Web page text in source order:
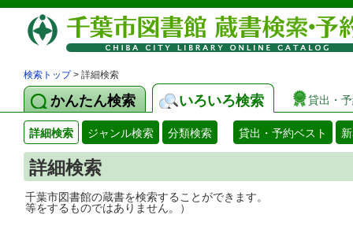
検索トップ> 詳細検索
かんたん検索 いろいろ検索 貸出・
詳細検索 ジャンル検索 分類検索 貸出・予約ベスト
詳細検索
千葉市図書館の蔵書を検索することがで
等をするものではありません。）